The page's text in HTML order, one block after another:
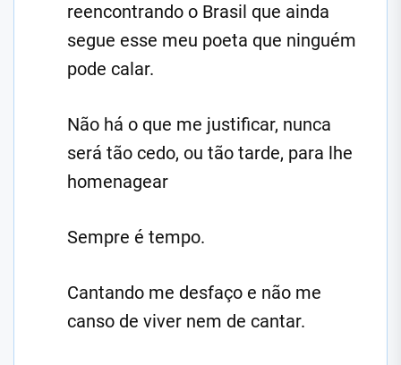
reencontrando o Brasil que ainda
segue esse meu poeta que ninguém
pode calar.
Não há o que me justificar, nunca
será tão cedo, ou tão tarde, para lhe
homenagear
Sempre é tempo.
Cantando me desfaço e não me
canso de viver nem de cantar.